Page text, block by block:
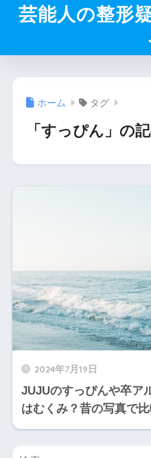
芸能人の整形
ホーム タグ
「すっぴん」の
2024年7月19日
JUJUのすっぴんや卒ア
はむくみ？昔の写真で比